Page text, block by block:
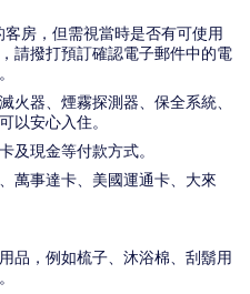
房，但需視當時是否有可使用
請撥打預訂確認電子郵件中的電
火器、煙霧探測器、保全系統、
以安心入住。
及現金等付款方式。
萬事達卡、美國運通卡、大來
品，例如梳子、沐浴棉、刮鬍用